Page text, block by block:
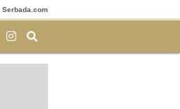
Serbada.com